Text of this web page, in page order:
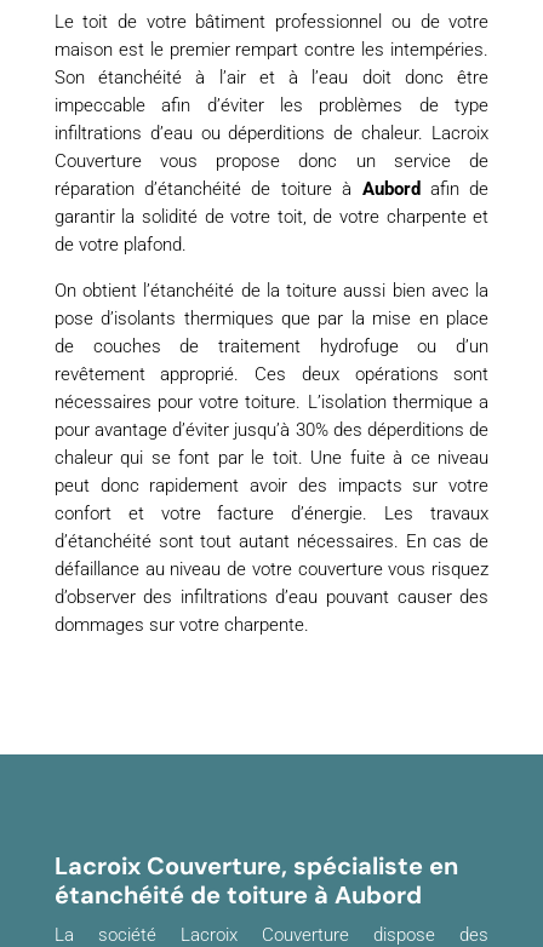
Le toit de votre bâtiment professionnel ou de votre
maison est le premier rempart contre les intempéries.
Son étanchéité à l’air et à l’eau doit donc être
impeccable afin d’éviter les problèmes de type
infiltrations d’eau ou déperditions de chaleur. Lacroix
Couverture vous propose donc un service de
réparation d’étanchéité de toiture à Aubord afin de
garantir la solidité de votre toit, de votre charpente et
de votre plafond.
On obtient l’étanchéité de la toiture aussi bien avec la
pose d’isolants thermiques que par la mise en place
de couches de traitement hydrofuge ou d’un
revêtement approprié. Ces deux opérations sont
nécessaires pour votre toiture. L’isolation thermique a
pour avantage d’éviter jusqu’à 30% des déperditions de
chaleur qui se font par le toit. Une fuite à ce niveau
peut donc rapidement avoir des impacts sur votre
confort et votre facture d’énergie. Les travaux
d’étanchéité sont tout autant nécessaires. En cas de
défaillance au niveau de votre couverture vous risquez
d’observer des infiltrations d’eau pouvant causer des
dommages sur votre charpente.
Lacroix Couverture, spécialiste en
étanchéité de toiture à Aubord
La société Lacroix Couverture dispose des